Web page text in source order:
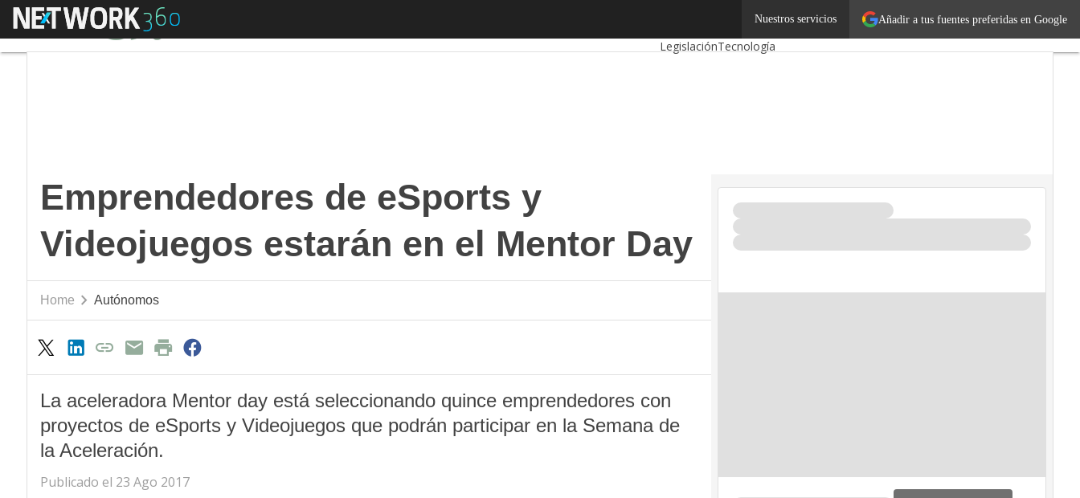
Añadir a tus fuentes preferidas en Google
Nuestros servicios
Menú
Emprendedores
LegislaciónTecnología
Emprendedores de eSports y
Videojuegos estarán en el Mentor Day
Home Autónomos
La aceleradora Mentor day está seleccionando quince emprendedores con
proyectos de eSports y Videojuegos que podrán participar en la Semana de
la Aceleración.
Publicado el 23 Ago 2017